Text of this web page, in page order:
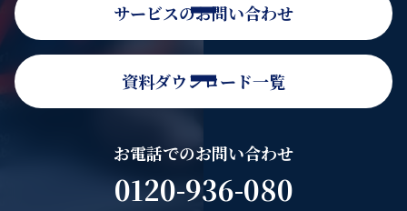
サービスのお問い合わせ
資料ダウンロード一覧
お電話でのお問い合わせ
0120-936-080